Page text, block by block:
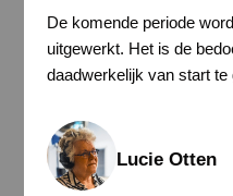
De komende periode
uitgewerkt. Het is de
daadwerkelijk van start te
Lucie Otten